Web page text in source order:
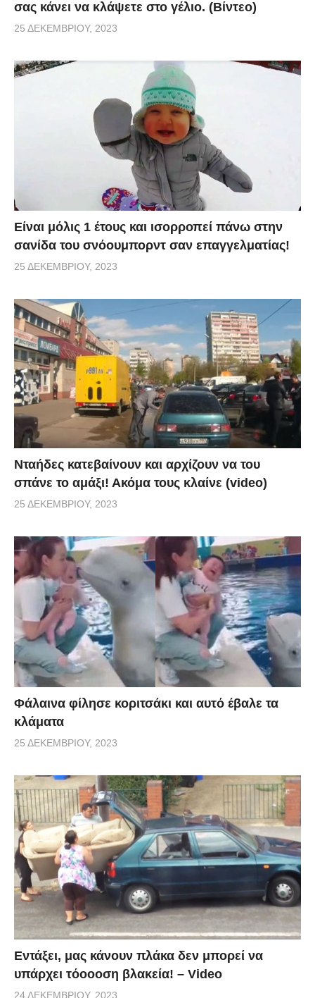
σας κάνει να κλάψετε στο γέλιο. (Βίντεο)
25 ΔΕΚΕΜΒΡΊΟΥ, 2023
Είναι μόλις 1 έτους και ισορροπεί πάνω στην
σανίδα του σνόουμπορντ σαν επαγγελματίας!
25 ΔΕΚΕΜΒΡΊΟΥ, 2023
Νταήδες κατεβαίνουν και αρχίζουν να του
σπάνε το αμάξι! Ακόμα τους κλαίνε (video)
25 ΔΕΚΕΜΒΡΊΟΥ, 2023
Φάλαινα φίλησε κοριτσάκι και αυτό έβαλε τα
κλάματα
25 ΔΕΚΕΜΒΡΊΟΥ, 2023
Εντάξει, μας κάνουν πλάκα δεν μπορεί να
υπάρχει τόοοοση βλακεία! – Video
24 ΔΕΚΕΜΒΡΊΟΥ, 2023